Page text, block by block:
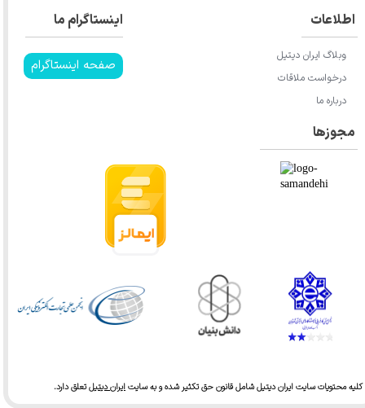
محتویات سایت ایران دیتیل شامل قانون حق تکثیر شده و به سایتایران دیتیلتعلق دارد.​​​​​​​
اینستاگرام ما
صفحه اینستاگرام
اطلاعات
وبلاگ ایران دیتیل
درخواست ملاقات
درباره ما
مجوزها